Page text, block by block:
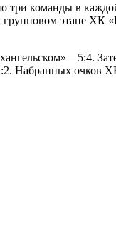
три команды в
этапе ХК
– 5:4.
Набранных очков